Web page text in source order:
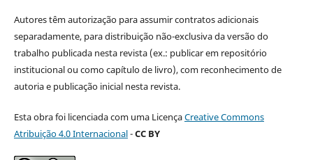
Autores têm autorização para assumir contratos adicionais
separadamente, para distribuição não-exclusiva da versão do
trabalho publicada nesta revista (ex.: publicar em repositório
institucional ou como capítulo de livro), com reconhecimento de
autoria e publicação inicial nesta revista.
Esta obra foi licenciada com uma LicençaCreative Commons
Atribuição 4.0 Internacional-CC BY